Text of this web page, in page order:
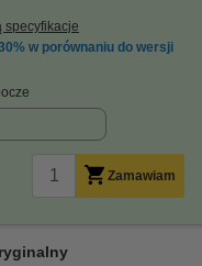
specyfikacje
w porównaniu do wersji
Zamawiam